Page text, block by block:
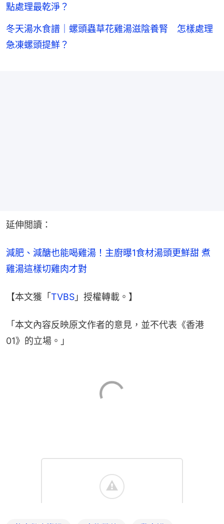
點處理最乾淨？
冬天湯水食譜｜螺頭蟲草花雞湯滋陰養腎 怎樣處理
急凍螺頭提鮮？
延伸閲讀：
減肥、減醣也能喝雞湯！主廚曝1食材湯頭更鮮甜 煮
雞湯這樣切雞肉才對
【本文獲「 TVBS 」授權轉載。】
「本文內容反映原文作者的意見，並不代表《香港
01》的立場。」